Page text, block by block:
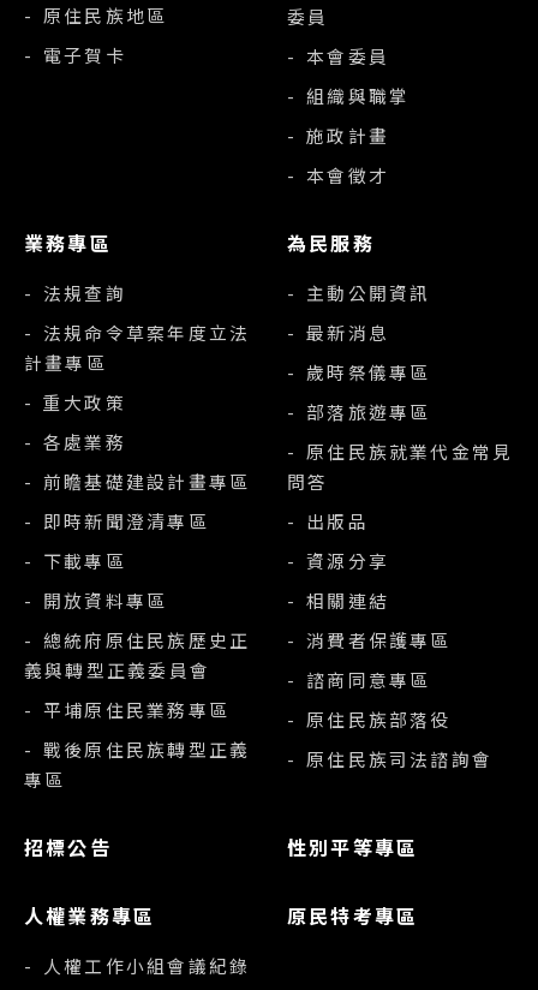
- 原住民族地區
- 電子賀卡
委員
- 本會委員
- 組織與職掌
- 施政計畫
- 本會徵才
業務專區
- 法規查詢
- 法規命令草案年度立法
計畫專區
- 重大政策
- 各處業務
- 前瞻基礎建設計畫專區
- 即時新聞澄清專區
- 下載專區
- 開放資料專區
- 總統府原住民族歷史正
義與轉型正義委員會
- 平埔原住民業務專區
- 戰後原住民族轉型正義
專區
為民服務
- 主動公開資訊
- 最新消息
- 歲時祭儀專區
- 部落旅遊專區
- 原住民族就業代金常見
問答
- 出版品
- 資源分享
- 相關連結
- 消費者保護專區
- 諮商同意專區
- 原住民族部落役
- 原住民族司法諮詢會
招標公告 性別平等專區
人權業務專區
- 人權工作小組會議紀錄
原民特考專區